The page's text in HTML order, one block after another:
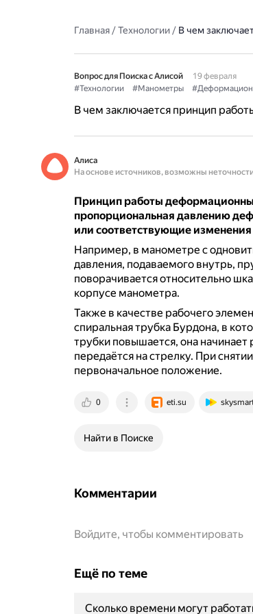
Главная/Технологии/ В чем
Вопрос для Поиска с Алисой
19 февраля
#Технологии
#Манометры
В чем заключается принцип
Алиса
На основе источников, возможны
Принцип работы
пропорциональная давлению
или соответствующие изменения
Например, в манометре с
давления, подаваемого внутрь,
поворачивается относительно
корпусе манометра.
Также в качестве рабочего
спиральная трубка Бурдона, в
трубки повышается, она начинает
передаётся на стрелку. При
первоначальное положение.
0 eti.su
Найти в Поиске
Комментарии
Войдите, чтобы комментировать
Ещё по теме
Сколько времени могут